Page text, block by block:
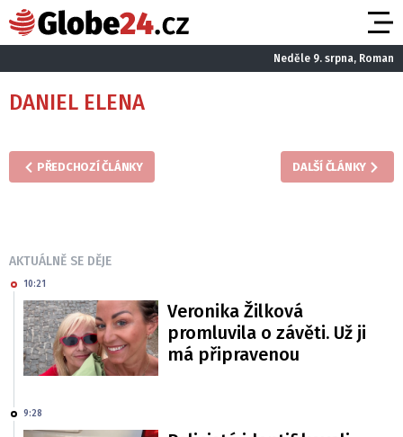
Neděle 9. srpna, Roman
DANIEL ELENA
PŘEDCHOZÍ ČLÁNKY DALŠÍ ČLÁNKY
AKTUÁLNĚ SE DĚJE
10:21
Veronika Žilková
promluvila o závěti. Už ji
má připravenou
9:28